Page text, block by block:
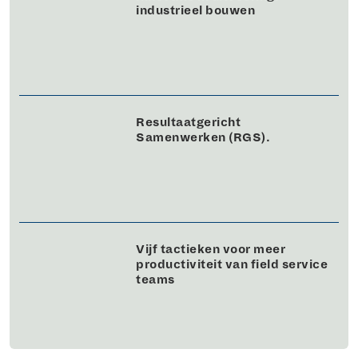
industrieel bouwen
Resultaatgericht
Samenwerken (RGS).
Vijf tactieken voor meer
productiviteit van field service
teams